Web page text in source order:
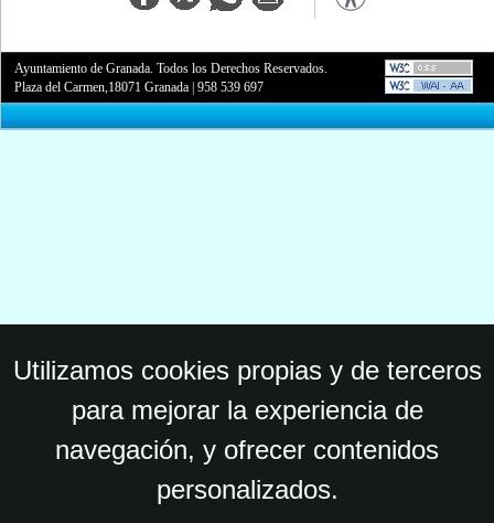
Ayuntamiento de Granada. Todos los Derechos Reservados.
Plaza del Carmen,18071 Granada |958 539 697
Utilizamos cookies propias y de terceros
para mejorar la experiencia de
navegación, y ofrecer contenidos
personalizados.